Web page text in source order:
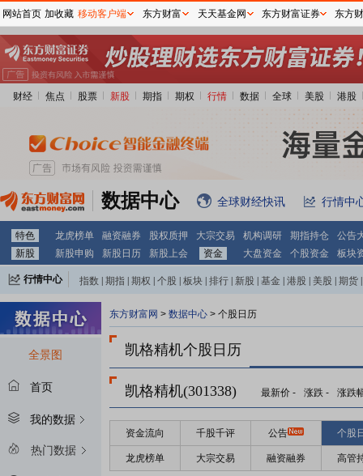
财经 焦点 股票 新股 期指 期权 行情 数据 全球 美股 港股
数据中心 全球财经快讯 行情中
特色 龙虎榜单 融资融券 股权质押 大宗交易 机构调研 期指持仓
公告
新股
新股申购 新股日历 新股上会 资金 大盘资金 个股资金 板块
行情中心 指数 期指 期权 个股 板块 排行 新股 基金 港股 美股 期货
全景图
首页
我的数据
热门数据
东方财富网 > 数据中心 > 个股日历
凯格精机个股日历
凯格精机(301338) 最新价 - 涨跌 - 涨跌
资金流向 千股千评 公告 个股
龙虎榜单 大宗交易 融资融券 高管
网站首页 加收藏 移动客户端 东方财富 天天基金网 东方财富证券 东方